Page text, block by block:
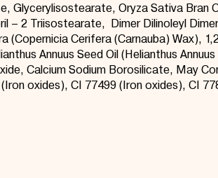
, Glycerylisostearate, Oryza Sativa Bran
– 2 Triisostearate, DimerDilinoleyl
(Copernicia Cerifera (Carnauba) Wax),
Annuus Seed Oil (Helianthus
Calcium Sodium Borosilicate, May
oxides), CI 77499 (Iron oxides), CI